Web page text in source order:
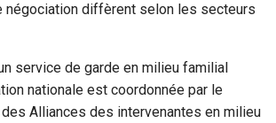
négociation diffèrent selon les secteurs
service de garde en milieu familial
nationale est coordonnée par le
Alliances des intervenantes en milieu